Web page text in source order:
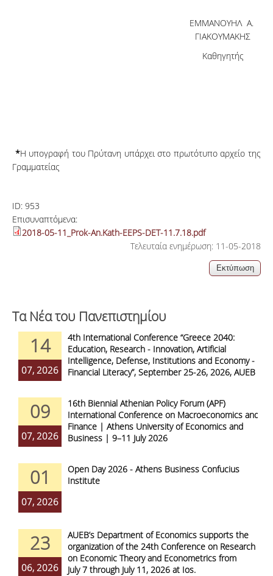
ΕΜΜΑΝΟΥΗΛ Α.
ΓΙΑΚΟΥΜΑΚΗΣ
Καθηγητής
*Η υπογραφή του Πρύτανη υπάρχει στο πρωτότυπο αρχείο της
Γραμματείας
ID: 953
Επισυναπτόμενα:
2018-05-11_Prok-An.Kath-EEPS-DET-11.7.18.pdf
Τελευταία ενημέρωση: 11-05-2018
Τα Νέα του Πανεπιστημίου
14
07, 2026
4th International Conference “Greece 2040:
Education, Research - Innovation, Artificial
Intelligence, Defense, Institutions and Economy -
Financial Literacy”, September 25-26, 2026, AUEB
09
07, 2026
16th Biennial Athenian Policy Forum (APF)
International Conference on Macroeconomics and
Finance | Athens University of Economics and
Business | 9–11 July 2026
01
07, 2026
Open Day 2026 - Athens Business Confucius
Institute
23
06, 2026
AUEB’s Department of Economics supports the
organization of the 24th Conference on Research
on Economic Theory and Econometrics from
July 7 through July 11, 2026 at Ios.